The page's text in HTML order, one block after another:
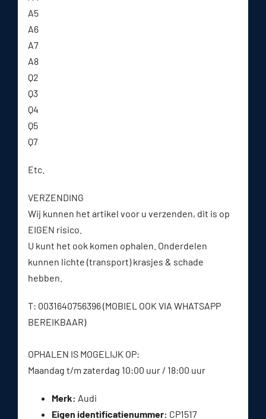
A5
A6
A7
A8
Q2
Q3
Q4
Q5
Q7
Etc.
VERZENDING
Wij kunnen het artikel voor u verzenden, dit is op
EIGEN risico.
U kunt het ook komen ophalen. Onderdelen
kunnen lichte (transport) krasjes & schade
hebben.
T: 0031640756396 (MOBIEL OOK VIA WHATSAPP
BEREIKBAAR)
OPHALEN IS MOGELIJK OP:
Maandag t/m zaterdag 10:00 uur / 18:00 uur
Merk: Audi
Eigen identificatienummer: CP1517